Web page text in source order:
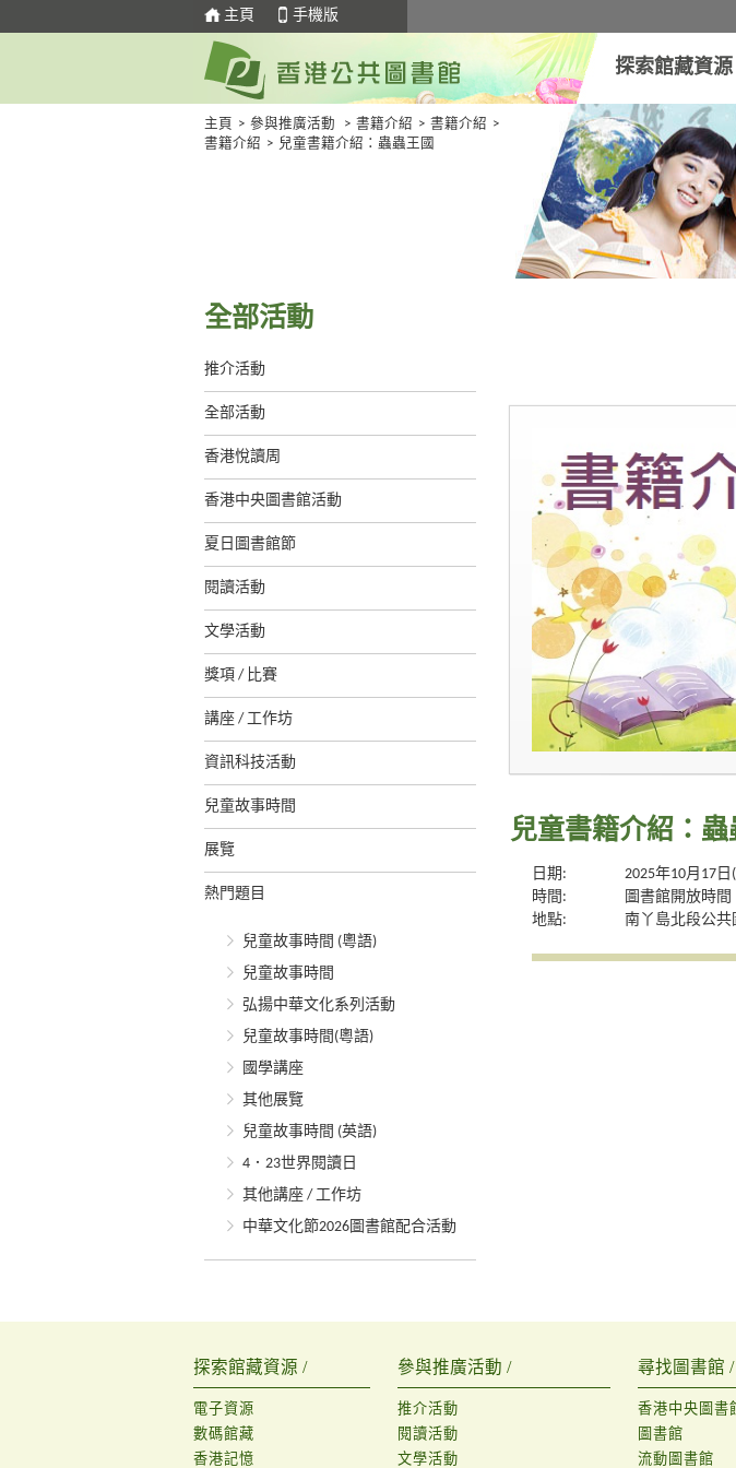
主頁 手機版
探索館藏資源
主頁 > 參與推廣活動 > 書籍介紹 > 書籍介紹 >
書籍介紹 > 兒童書籍介紹：蟲蟲王國
全部活動
推介活動
全部活動
香港悅讀周
香港中央圖書館活動
夏日圖書館節
閱讀活動
文學活動
獎項 / 比賽
講座 / 工作坊
資訊科技活動
兒童故事時間
展覽
熱門題目
兒童故事時間 (粵語)
兒童故事時間
弘揚中華文化系列活動
兒童故事時間(粵語)
國學講座
其他展覽
兒童故事時間 (英語)
4．23世界閱讀日
其他講座 / 工作坊
中華文化節2026圖書館配合活動
兒童書籍介紹：蟲
日期:
2025年10月17
時間:
圖書館開放時間
地點:
南丫島北段公共
探索館藏資源 /
電子資源
數碼館藏
香港記憶
參與推廣活動 /
推介活動
閱讀活動
文學活動
尋找圖書館 /
香港中央圖書
圖書館
流動圖書館